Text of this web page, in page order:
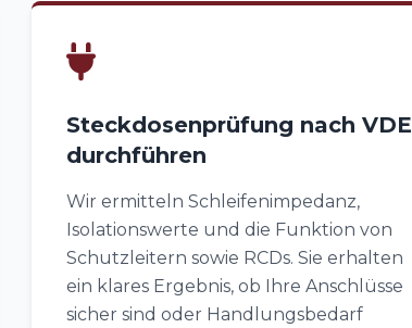
Steckdosenprüfung nach VDE
durchführen
Wir ermitteln Schleifenimpedanz,
Isolationswerte und die Funktion von
Schutzleitern sowie RCDs. Sie erhalten
ein klares Ergebnis, ob Ihre Anschlüsse
sicher sind oder Handlungsbedarf